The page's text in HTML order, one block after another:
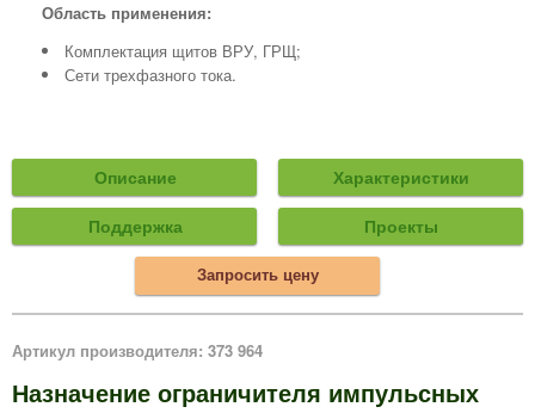
Область применения:
Комплектация щитов ВРУ, ГРЩ;
Сети трехфазного тока.
Описание Характеристики
Поддержка Проекты
Запросить цену
Артикул производителя: 373 964
Назначение ограничителя импульсных